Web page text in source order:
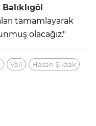
Balıklıgöl
tamamlayarak
olacağız."
Vali Hasan Şıldak